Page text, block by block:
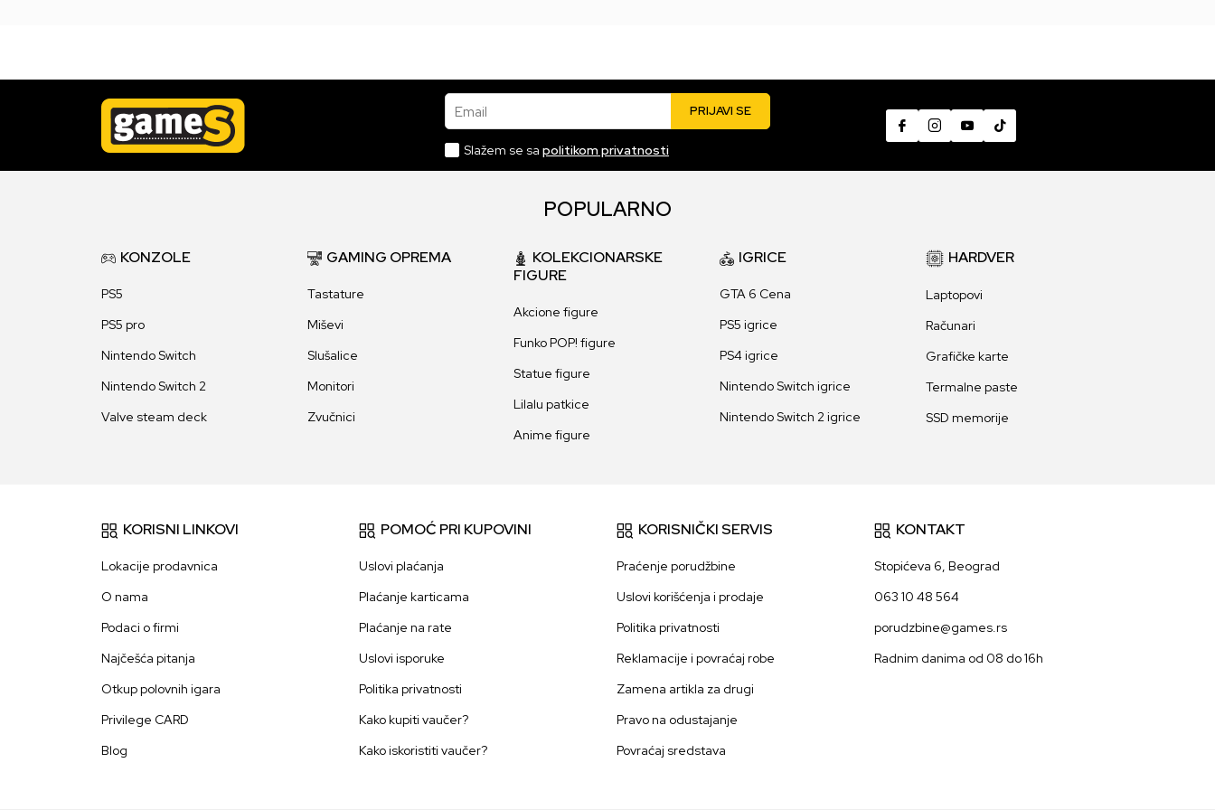
Email PRIJAVI SE
Slažem se sa politikom privatnosti
POPULARNO
KONZOLE
PS5
PS5 pro
Nintendo Switch
Nintendo Switch 2
Valve steam deck
GAMING OPREMA
Tastature
Miševi
Slušalice
Monitori
Zvučnici
KOLEKCIONARSKE
FIGURE
Akcione figure
Funko POP! figure
Statue figure
Lilalu patkice
Anime figure
IGRICE
GTA 6 Cena
PS5 igrice
PS4 igrice
Nintendo Switch igrice
Nintendo Switch 2 igrice
HARDVER
Laptopovi
Računari
Grafičke karte
Termalne paste
SSD memorije
KORISNI LINKOVI
Lokacije prodavnica
O nama
Podaci o firmi
Najčešća pitanja
Otkup polovnih igara
Privilege CARD
Blog
POMOĆ PRI KUPOVINI
Uslovi plaćanja
Plaćanje karticama
Plaćanje na rate
Uslovi isporuke
Politika privatnosti
Kako kupiti vaučer?
Kako iskoristiti vaučer?
KORISNIČKI SERVIS
Praćenje porudžbine
Uslovi korišćenja i prodaje
Politika privatnosti
Reklamacije i povraćaj robe
Zamena artikla za drugi
Pravo na odustajanje
Povraćaj sredstava
KONTAKT
Stopićeva 6, Beograd
063 10 48 564
porudzbine@games.rs
Radnim danima od 08 do 16h